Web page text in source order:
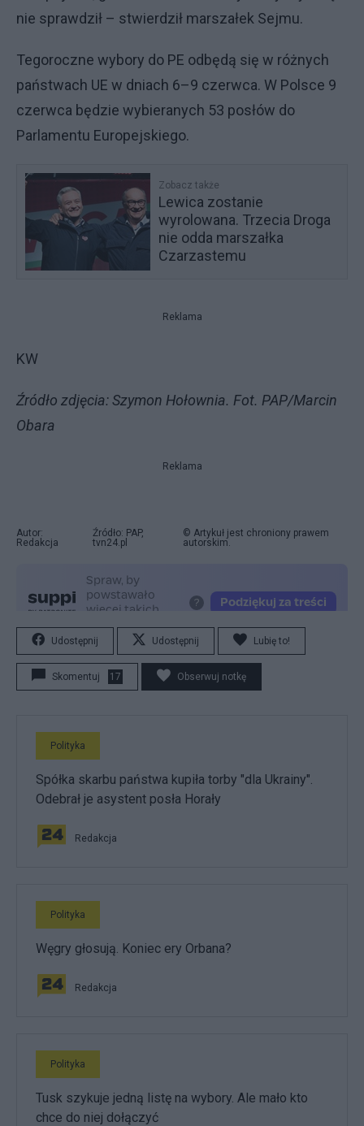
nie sprawdził – stwierdził marszałek Sejmu.
Tegoroczne wybory do PE odbędą się w różnych
państwach UE w dniach 6–9 czerwca. W Polsce 9
czerwca będzie wybieranych 53 posłów do
Parlamentu Europejskiego.
Zobacz także
Lewica zostanie
wyrolowana. Trzecia Droga
nie odda marszałka
Czarzastemu
Reklama
KW
Źródło zdjęcia: Szymon Hołownia. Fot. PAP/Marcin
Obara
Reklama
Autor:
Redakcja
Źródło: PAP,
tvn24.pl
© Artykuł jest chroniony prawem
autorskim.
Udostępnij Udostępnij Lubię to!
Skomentuj 17 Obserwuj notkę
Polityka
Spółka skarbu państwa kupiła torby "dla Ukrainy".
Odebrał je asystent posła Horały
Redakcja
Polityka
Węgry głosują. Koniec ery Orbana?
Redakcja
Polityka
Tusk szykuje jedną listę na wybory. Ale mało kto
chce do niej dołączyć